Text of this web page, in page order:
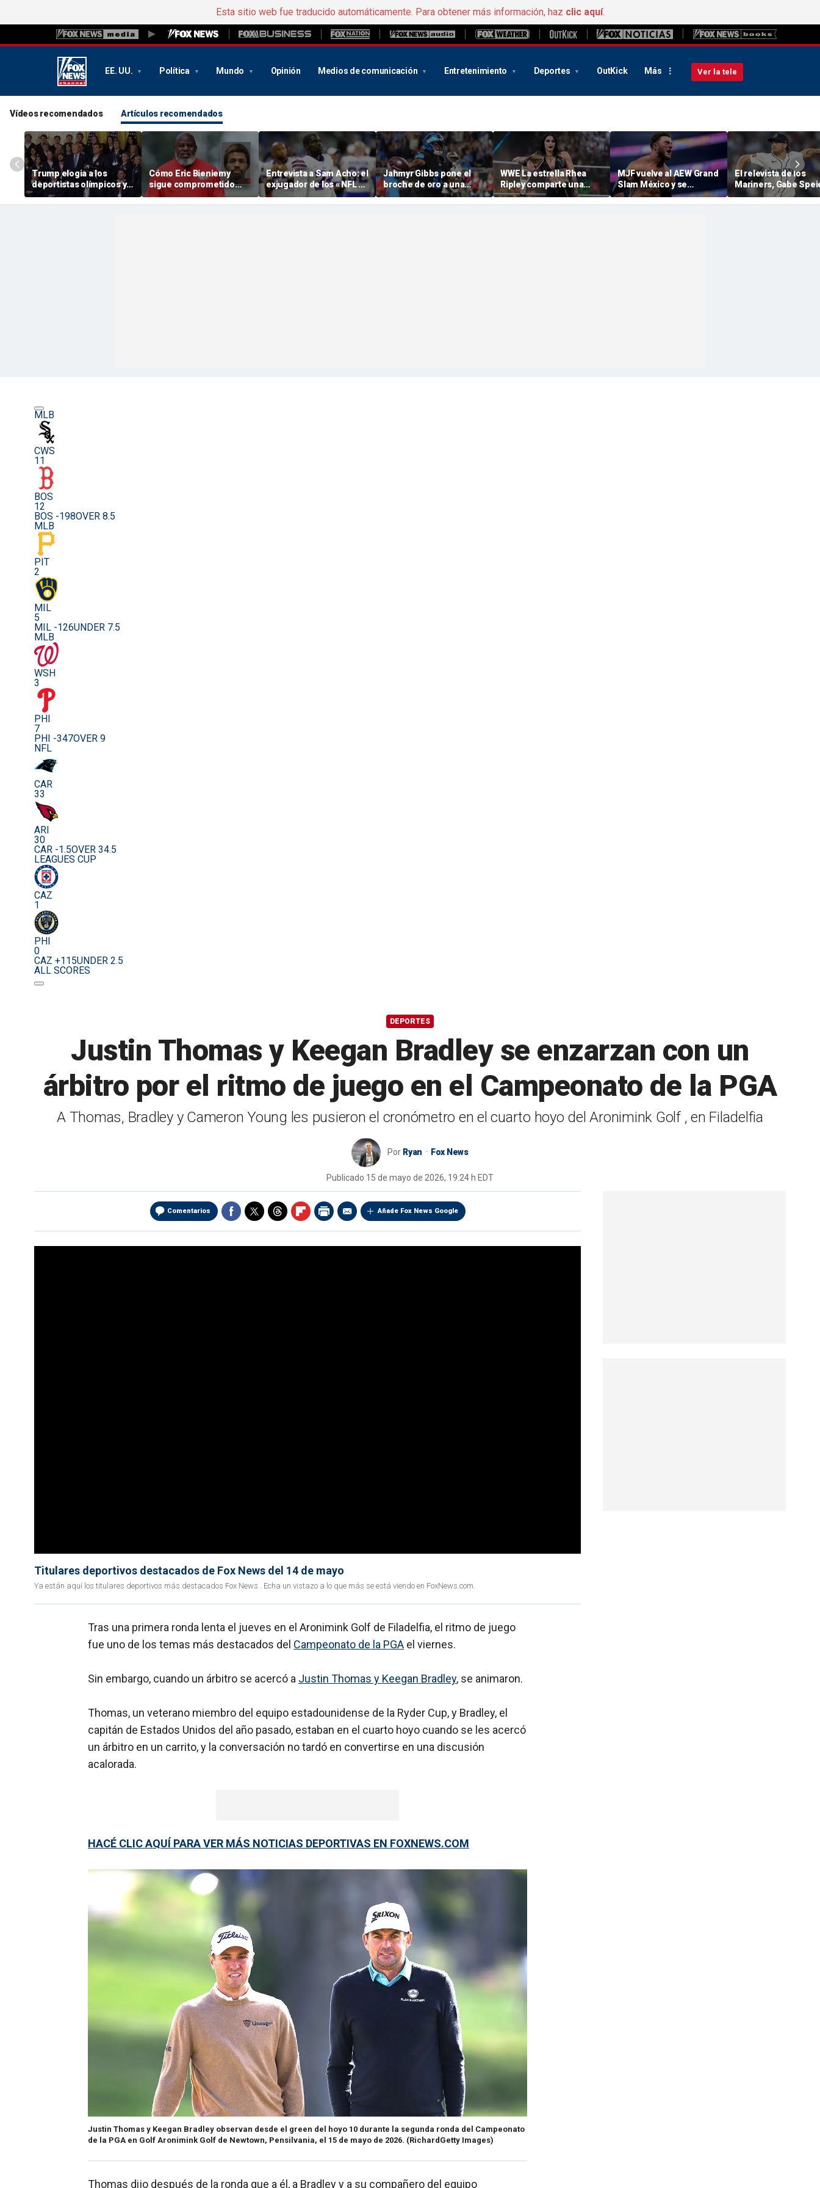
Esta sitio web fue traducido automáticamente. Para obtener más información, haz clic aquí.
EE. UU. Política Mundo Opinión Medios de comunicación Entretenimiento Deportes OutKick Más Ver la tele
Vídeos recomendados Artículos recomendados
Trump elogia a los
deportistas olímpicos y
paralímpicos de invierno
del equipo de EE. UU. en
Cómo Eric Bieniemy
sigue comprometido
con Chiefs mientras
cuida de su mujer, que
Entrevista a Sam Acho: el
exjugador de los « NFL » y
analista de ESPN habla
sobre el respeto y la
Jahmyr Gibbs pone el
broche de oro a una
semana espectacular
para los corredores de
WWE La estrella Rhea
Ripley comparte una
«novedad sobre su vida»
bastante dura mientras
MJF vuelve al AEW Grand
Slam México y se
presenta para la ronda
clasificatoria del
El relevista de los
Mariners, Gabe
el entrenador Dan
Wilson, han sido
MLB
CWS
11
BOS
12
BOS -198OVER 8.5
MLB
PIT
2
MIL
5
MIL -126UNDER 7.5
MLB
WSH
3
PHI
7
PHI -347OVER 9
NFL
CAR
33
ARI
30
CAR -1.5OVER 34.5
LEAGUES CUP
CAZ
1
PHI
0
CAZ +115UNDER 2.5
ALL SCORES
DEPORTES
Justin Thomas y Keegan Bradley se enzarzan con un
árbitro por el ritmo de juego en el Campeonato de la PGA
A Thomas, Bradley y Cameron Young les pusieron el cronómetro en el cuarto hoyo del Aronimink Golf , en Filadelfia
Por Ryan Fox News
Publicado 15 de mayo de 2026, 19:24 h EDT
Comentarios Añade Fox News Google
Titulares deportivos destacados de Fox News del 14 de mayo
Ya están aquí los titulares deportivos más destacados Fox News . Echa un vistazo a lo que más se está viendo en FoxNews.com.
Tras una primera ronda lenta el jueves en el Aronimink Golf de Filadelfia, el ritmo de juego
fue uno de los temas más destacados del Campeonato de la PGA el viernes.
Sin embargo, cuando un árbitro se acercó a Justin Thomas y Keegan Bradley, se animaron.
Thomas, un veterano miembro del equipo estadounidense de la Ryder Cup, y Bradley, el
capitán de Estados Unidos del año pasado, estaban en el cuarto hoyo cuando se les acercó
un árbitro en un carrito, y la conversación no tardó en convertirse en una discusión
acalorada.
HACÉ CLIC AQUÍ PARA VER MÁS NOTICIAS DEPORTIVAS EN FOXNEWS.COM
Justin Thomas y Keegan Bradley observan desde el green del hoyo 10 durante la segunda ronda del Campeonato
de la PGA en Golf Aronimink Golf de Newtown, Pensilvania, el 15 de mayo de 2026. (RichardGetty Images)
Thomas dijo después de la ronda que a él, a Bradley y a su compañero del equipo